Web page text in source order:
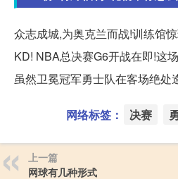
众志成城,为奥克兰而战!训练馆
KD! NBA总决赛G6开战在即!这
虽然卫冕冠军勇士队在客场绝处
网络标签： 决赛
上一篇
网球有几种形式